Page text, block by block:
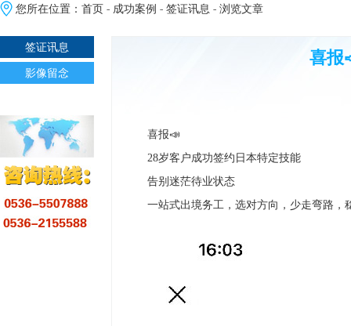
您所在位置： 首页 - 成功案例 - 签证讯息 - 浏览文章
签证讯息
影像留念
喜报
喜报📣
28岁客户成功签约日本特定技能
告别迷茫待业状态
一站式出境务工，选对方向，少走弯路，